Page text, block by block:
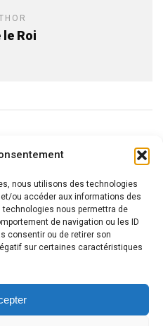
nous utilisons des technologies
ou accéder aux informations des
nous permettra de
de navigation ou les ID
consentir ou de retirer son
sur certaines caractéristiques
le Roi